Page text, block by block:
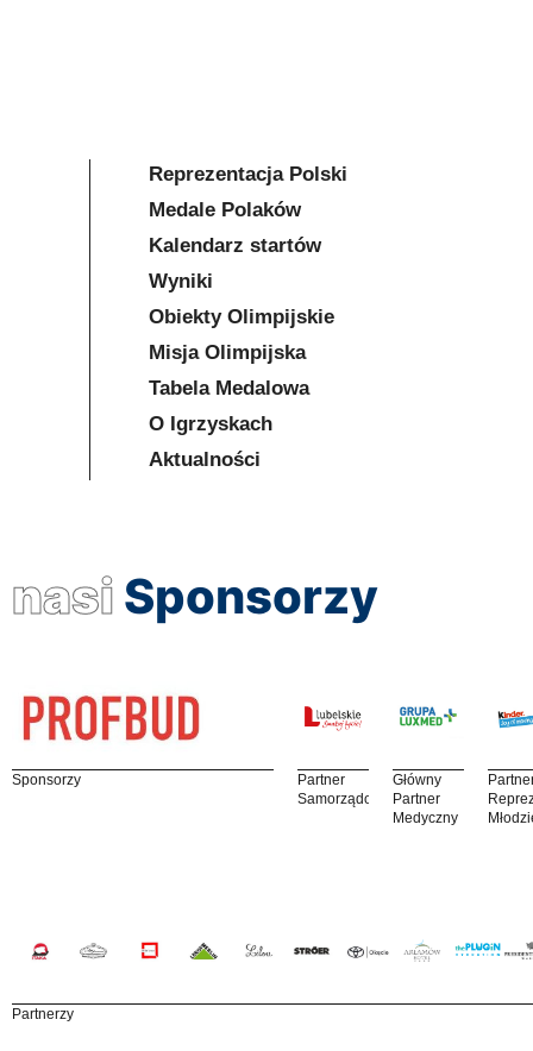
Reprezentacja Polski
Medale Polaków
Kalendarz startów
Wyniki
Obiekty Olimpijskie
Misja Olimpijska
Tabela Medalowa
O Igrzyskach
Aktualności
nasi Sponsorzy
Sponsorzy
Partner
Samorządowy
Główny
Partner
Medyczny
Partnerzy